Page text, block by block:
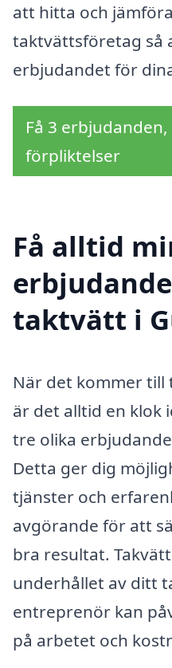
att hitta och
taktvättsföretag så
erbjudandet för
Få 3
förpliktelser
Få alltid
taktvätt i
När det kommer
är det alltid en klok
tre olika
Detta ger dig
tjänster och
avgörande för att
bra resultat.
underhållet av ditt
entreprenör kan
på arbetet och